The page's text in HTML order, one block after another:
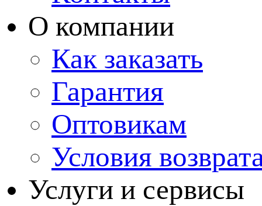
О компании
Как заказать
Гарантия
Оптовикам
Условия
Услуги и сервисы